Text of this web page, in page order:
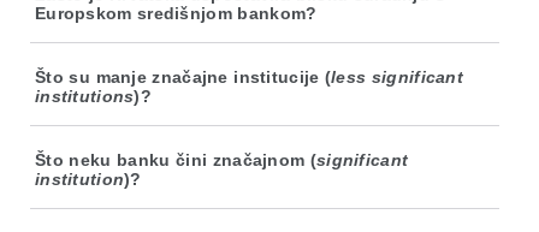
Europskom središnjom bankom?
Što su manje značajne institucije (less significant
institutions)?
Što neku banku čini značajnom (significant
institution)?